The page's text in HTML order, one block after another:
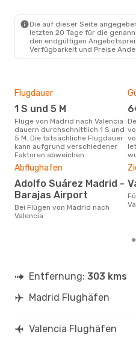
Die auf dieser Seite
letzten 20 Tage für die
den endgültigen
Verfügbarkeit und Preise
Flugdauer
1 S und 5 M
Flüge von Madrid nach Valencia
dauern durchschnittlich 1 S und
5 M. Die tatsächliche Flugdauer
kann aufgrund verschiedener
Faktoren abweichen.
Der günstigste einfache Flug
Abflughafen
Adolfo Suárez Madrid -
Barajas Airport
Bei Flügen von Madrid nach
Valencia
Für die Strecke von Madrid nach
Entfernung: 303 kms
Madrid Flughäfen
Valencia Flughäfen